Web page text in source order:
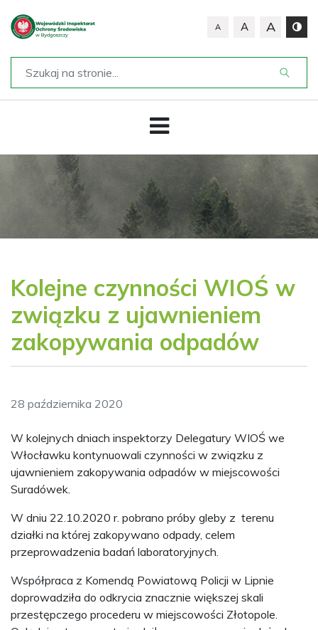
A A A
Kolejne czynności WIOŚ w
związku z ujawnieniem
zakopywania odpadów
28 października 2020
W kolejnych dniach inspektorzy Delegatury WIOŚ we
Włocławku kontynuowali czynności w związku z
ujawnieniem zakopywania odpadów w miejscowości
Suradówek.
W dniu 22.10.2020 r. pobrano próby gleby z terenu
działki na której zakopywano odpady, celem
przeprowadzenia badań laboratoryjnych.
Współpraca z Komendą Powiatową Policji w Lipnie
doprowadziła do odkrycia znacznie większej skali
przestępczego procederu w miejscowości Złotopole.